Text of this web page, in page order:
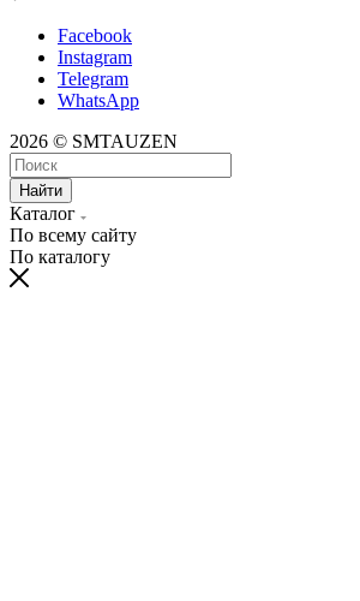
Facebook
Instagram
Telegram
WhatsApp
2026 © SMTAUZEN
Найти
Каталог
По всему сайту
По каталогу